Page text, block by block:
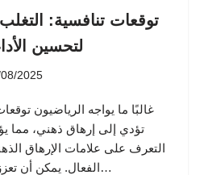
توقعات تنافسية:
لتحسين
2025
غالبًا ما يواجه الرياضيون
تؤدي إلى إرهاق ذهني، مما
التعرف على علامات الإرهاق
الفعال. يمكن أن تعزز استراتيجيات مثل اليقظة…